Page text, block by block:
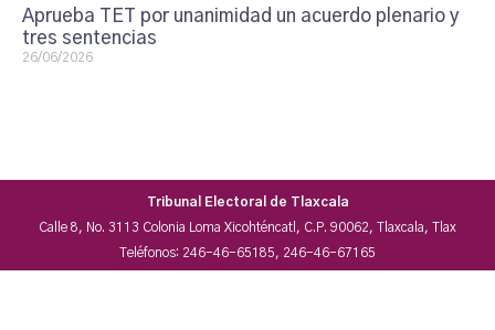
Aprueba TET por unanimidad un acuerdo plenario y
tres sentencias
26/06/2026
Tribunal Electoral de Tlaxcala
Calle 8, No. 3113 Colonia Loma Xicohténcatl, C.P. 90062, Tlaxcala, Tlax
Teléfonos: 246-46-65185, 246-46-67165